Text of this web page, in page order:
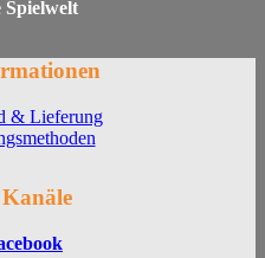
Spielwelt
& Lieferung
Kanäle